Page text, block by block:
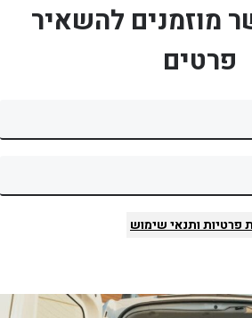
מוזמנים להשאיר
פרטים
פרטיותותנאי שימוש